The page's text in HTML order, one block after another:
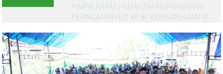
PIMPIN RAPAT PEMANTAPAN PERSIAPAN
PERINGATAN HUT KE-81 KEMERDEKAAN RI